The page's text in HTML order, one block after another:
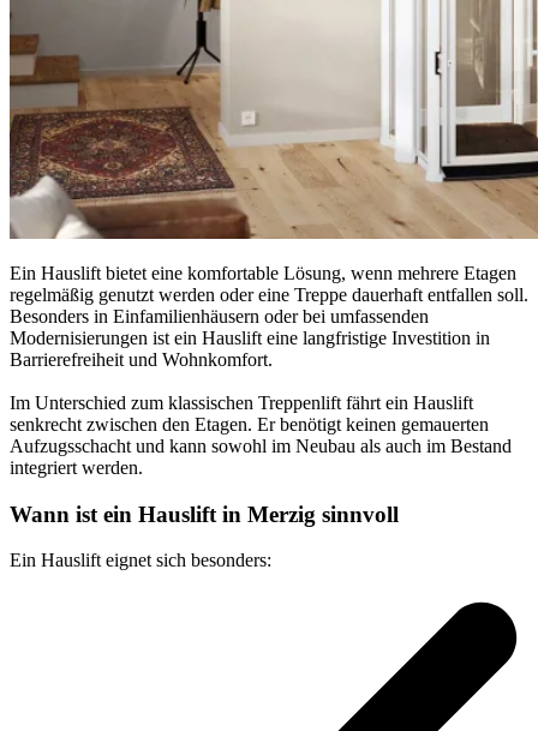
Ein Hauslift bietet eine komfortable Lösung, wenn mehrere Etagen
regelmäßig genutzt werden oder eine Treppe dauerhaft entfallen soll.
Besonders in Einfamilienhäusern oder bei umfassenden
Modernisierungen ist ein Hauslift eine langfristige Investition in
Barrierefreiheit und Wohnkomfort.
Im Unterschied zum klassischen Treppenlift fährt ein Hauslift
senkrecht zwischen den Etagen. Er benötigt keinen gemauerten
Aufzugsschacht und kann sowohl im Neubau als auch im Bestand
integriert werden.
Wann ist ein Hauslift in Merzig sinnvoll
Ein Hauslift eignet sich besonders: